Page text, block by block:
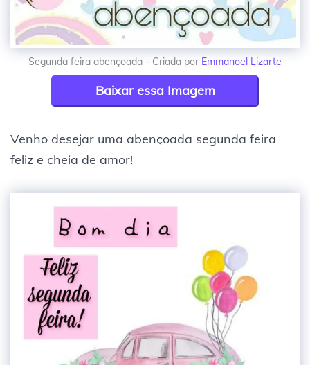
Segunda feira abençoada - Criada por Emmanoel Lizarte
Baixar essa Imagem
Venho desejar uma abençoada segunda feira
feliz e cheia de amor!